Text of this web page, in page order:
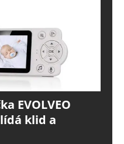
EVOLVEO
klid a